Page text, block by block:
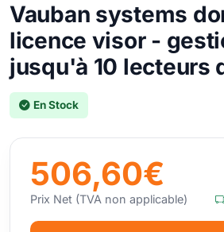
Vauban systems
licence visor -
jusqu'à 10 lecteurs
En Stock
506,60€
Prix Net (TVA non applicable)